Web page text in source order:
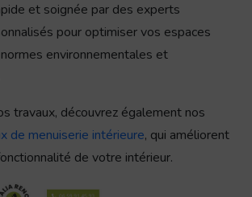
et soignée par des experts
pour optimiser vos espaces
environnementales et
travaux, découvrez également nos
de menuiserie intérieure, qui améliorent
de votre intérieur.